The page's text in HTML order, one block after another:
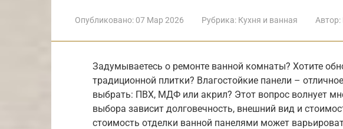
Опубликовано: 07 Мар 2026 Рубрика: Кухня и ванная Автор:
Задумываетесь о ремонте ванной комнаты? Хотите
традиционной плитки? Влагостойкие панели –
выбрать: ПВХ, МДФ или акрил? Этот вопрос волнует
выбора зависит долговечность, внешний вид и
стоимость отделки ванной панелями может